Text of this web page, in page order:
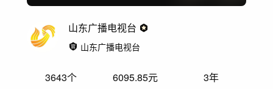
山东广播电视台
山东广播电视台
3643个 6095.85元 3年